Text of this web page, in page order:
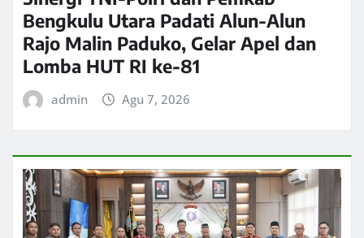
Bengkulu Utara Padati Alun-Alun
Rajo Malin Paduko, Gelar Apel dan
Lomba HUT RI ke-81
admin Agu 7, 2026